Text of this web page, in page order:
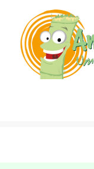
content